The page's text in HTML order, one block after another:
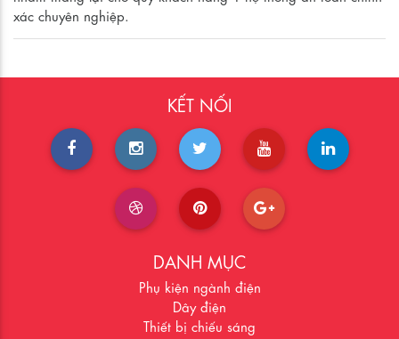
xác chuyên nghiệp.
KẾT NỐI
DANH MỤC
Phụ kiện ngành điện
Dây điện
Thiết bị chiếu sáng